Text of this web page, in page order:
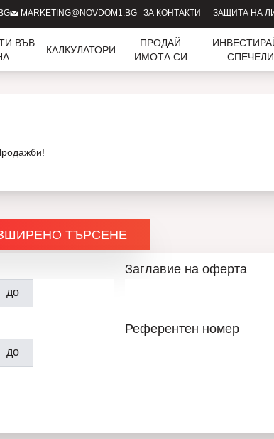
MARKETING@NOVDOM1.BG ЗА КОНТАКТИ ЗАЩИТА НА
ВЪВ
КАЛКУЛАТОРИ
ПРОДАЙ
ИМОТА СИ
СПЕЧЕЛИ
ТЪРСЕНЕ
до
до
Заглавие на оферта
Референтен номер